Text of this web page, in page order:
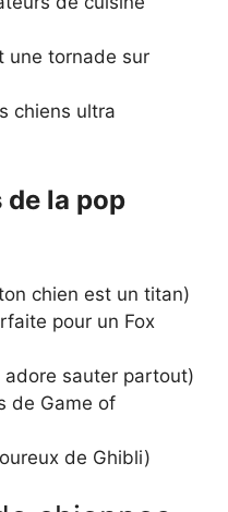
une tornade sur
chiens ultra
de la pop
chien est un titan)
pour un Fox
sauter partout)
de Game of
de Ghibli)